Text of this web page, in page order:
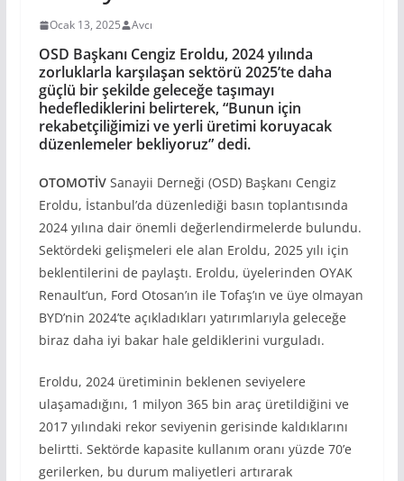
Ocak 13, 2025 Avcı
OSD Başkanı Cengiz Eroldu, 2024 yılında
zorluklarla karşılaşan sektörü 2025’te daha
güçlü bir şekilde geleceğe taşımayı
hedeflediklerini belirterek, “Bunun için
rekabetçiliğimizi ve yerli üretimi koruyacak
düzenlemeler bekliyoruz” dedi.
OTOMOTİVSanayii Derneği (OSD) Başkanı Cengiz
Eroldu, İstanbul’da düzenlediği basın toplantısında
2024 yılına dair önemli değerlendirmelerde bulundu.
Sektördeki gelişmeleri ele alan Eroldu, 2025 yılı için
beklentilerini de paylaştı. Eroldu, üyelerinden OYAK
Renault’un, Ford Otosan’ın ile Tofaş’ın ve üye olmayan
BYD’nin 2024’te açıkladıkları yatırımlarıyla geleceğe
biraz daha iyi bakar hale geldiklerini vurguladı.
Eroldu, 2024 üretiminin beklenen seviyelere
ulaşamadığını, 1 milyon 365 bin araç üretildiğini ve
2017 yılındaki rekor seviyenin gerisinde kaldıklarını
belirtti. Sektörde kapasite kullanım oranı yüzde 70’e
gerilerken, bu durum maliyetleri artırarak